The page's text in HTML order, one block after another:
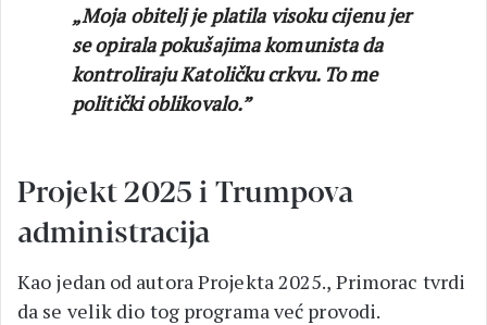
„Moja obitelj je platila visoku cijenu jer
se opirala pokušajima komunista da
kontroliraju Katoličku crkvu. To me
politički oblikovalo.”
Projekt 2025 i Trumpova
administracija
Kao jedan od autora Projekta 2025., Primorac tvrdi
da se velik dio tog programa već provodi.